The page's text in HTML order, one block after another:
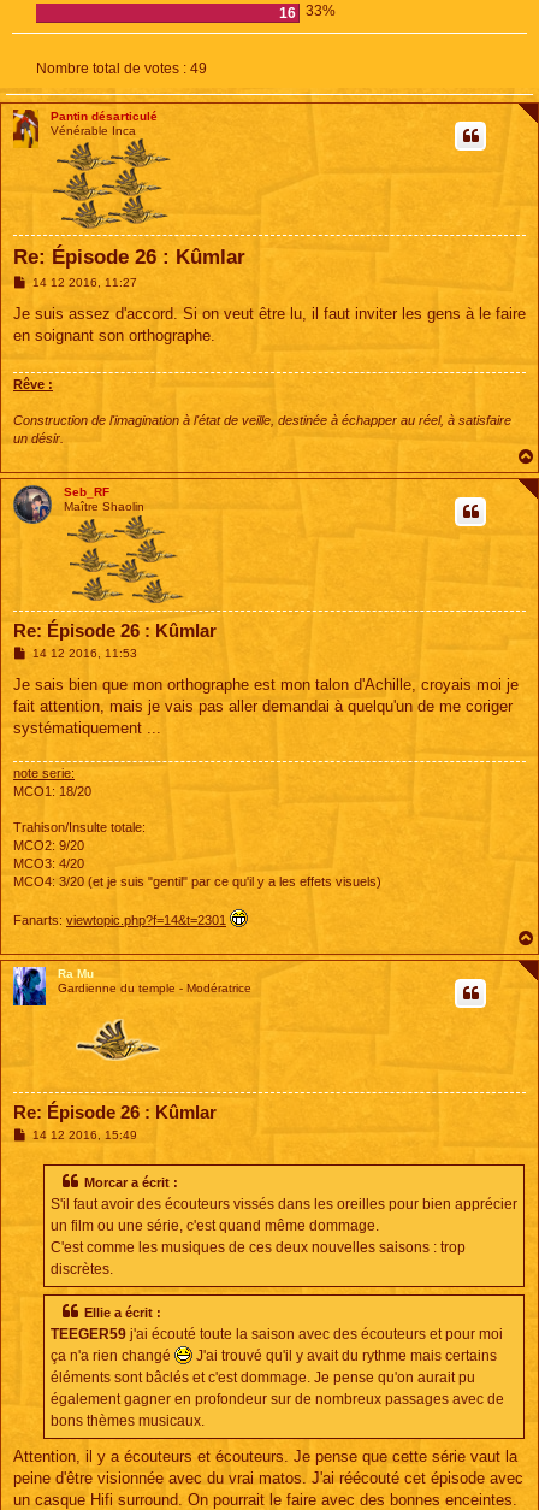
16 33%
Nombre total de votes : 49
Pantin désarticulé
Vénérable Inca
Re: Épisode 26 : Kûmlar
M
s
a
14 12 2016, 11:27
Je suis assez d'accord. Si on veut être lu, il faut inviter les gens à le faire
en soignant son orthographe.
Rêve :
Construction de l'imagination à l'état de veille, destinée à échapper au réel, à satisfaire
un désir.
Seb_RF
Maître Shaolin
Re: Épisode 26 : Kûmlar
M
s
a
g
14 12 2016, 11:53
Je sais bien que mon orthographe est mon talon d'Achille, croyais moi je
fait attention, mais je vais pas aller demandai à quelqu'un de me coriger
systématiquement ...
note serie:
MCO1: 18/20
Trahison/Insulte totale:
MCO2: 9/20
MCO3: 4/20
MCO4: 3/20 (et je suis "gentil" par ce qu'il y a les effets visuels)
Fanarts: viewtopic.php?f=14&t=2301
Ra Mu
Gardienne du temple - Modératrice
Re: Épisode 26 : Kûmlar
M
14 12 2016, 15:49
Morcar a écrit :
S'il faut avoir des écouteurs vissés dans les oreilles pour bien apprécier
un film ou une série, c'est quand même dommage.
C'est comme les musiques de ces deux nouvelles saisons : trop
discrètes.
Ellie a écrit :
TEEGER59 j'ai écouté toute la saison avec des écouteurs et pour moi
ça n'a rien changé
J'ai trouvé qu'il y avait du rythme mais certains
éléments sont bâclés et c'est dommage. Je pense qu'on aurait pu
également gagner en profondeur sur de nombreux passages avec de
bons thèmes musicaux.
Attention, il y a écouteurs et écouteurs. Je pense que cette série vaut la
peine d'être visionnée avec du vrai matos. J'ai réécouté cet épisode avec
un casque Hifi surround. On pourrait le faire avec des bonnes enceintes.